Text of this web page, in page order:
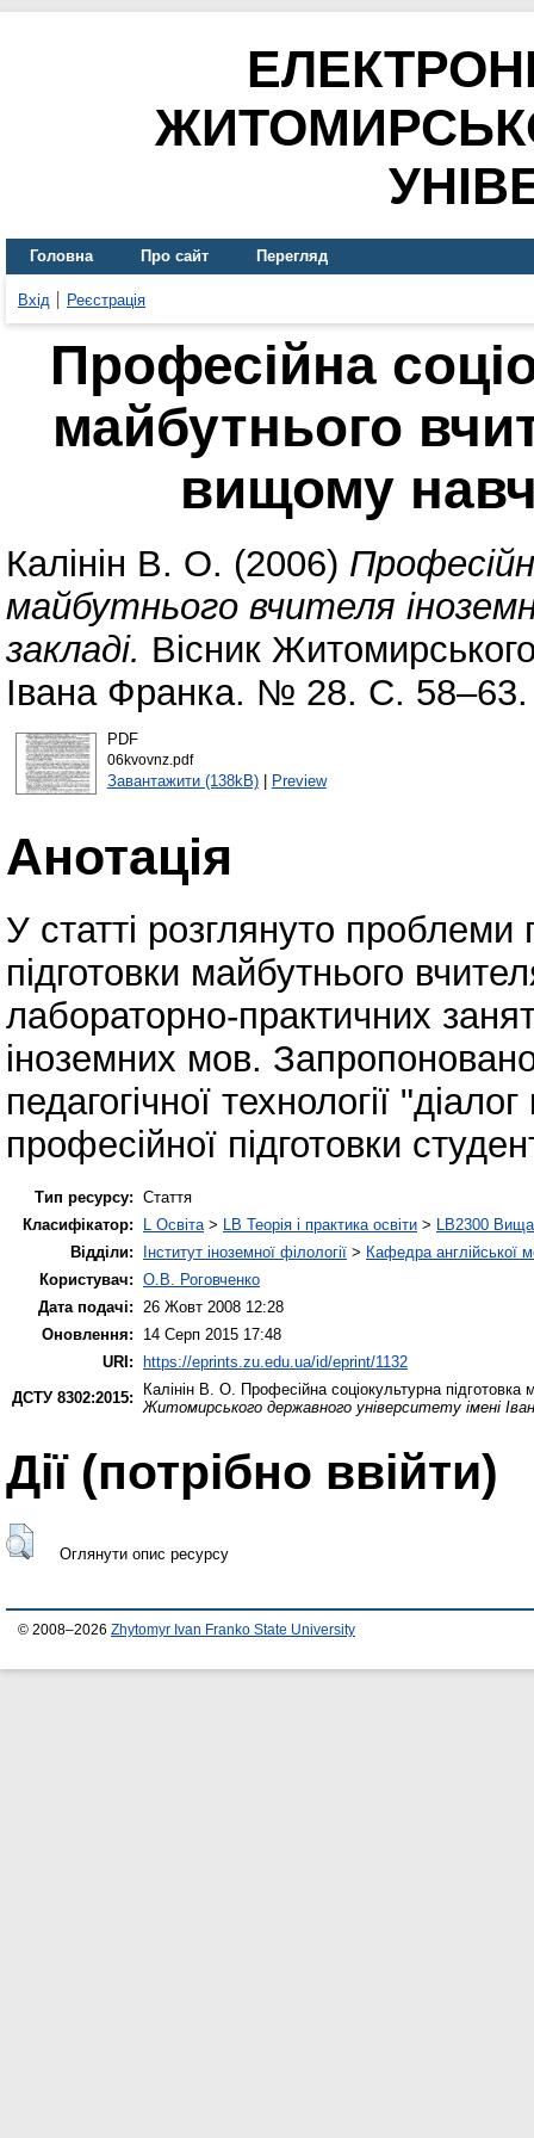
Головна Про сайт Перегляд
Вхід Реєстрація
Професійна
майбутнього
вищому
Калінін В. О. (2006)
майбутнього вчителя
закладі. Вісник
Івана Франка. № 28. С. 58–63.
PDF
06kvovnz.pdf
Завантажити (138kB)| Preview
Анотація
У статті розглянуто проблеми
підготовки майбутнього
лабораторно-практичних
іноземних мов.
педагогічної технології
професійної підготовки
Тип ресурсу: Стаття
Класифікатор:
L Освіта > LB Теорія і практика освіти > LB2300 Вища
Відділи:
Інститут іноземної філології > Кафедра англійської
Користувач: О.В. Роговченко
Дата подачі:
26 Жовт 2008 12:28
Оновлення:
14 Серп 2015 17:48
URI: https://eprints.zu.edu.ua/id/eprint/1132
ДСТУ 8302:2015:
Калінін В. О. Професійна соціокультурна
Житомирського державного університету імені
Дії ​​(потрібно ввійти)
Оглянути опис ресурсу
© 2008–2026 Zhytomyr Ivan Franko State University